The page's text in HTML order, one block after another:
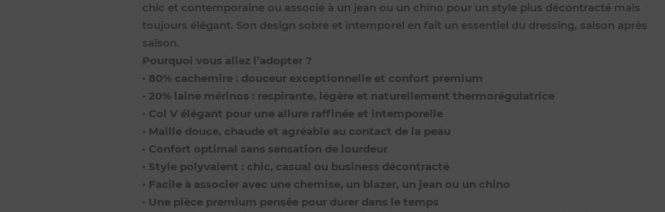
chic et contemporaine ou associé à un jean ou un chino pour un style plus décontracté mais
toujours élégant. Son design sobre et intemporel en fait un essentiel du dressing, saison après
saison.
Pourquoi vous allez l’adopter ?
• 80% cachemire : douceur exceptionnelle et confort premium
• 20% laine mérinos : respirante, légère et naturellement thermorégulatrice
• Col V élégant pour une allure raffinée et intemporelle
• Maille douce, chaude et agréable au contact de la peau
• Confort optimal sans sensation de lourdeur
• Style polyvalent : chic, casual ou business décontracté
• Facile à associer avec une chemise, un blazer, un jean ou un chino
• Une pièce premium pensée pour durer dans le temps